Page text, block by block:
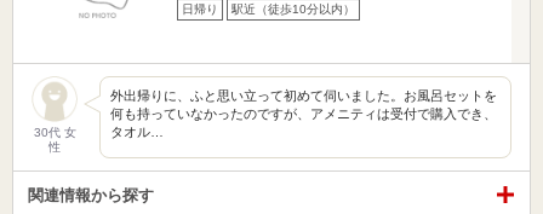
日帰り 駅近（徒歩10分以内）
30代 女
性
外出帰りに、ふと思い立って初めて伺いました。お風呂セットを
何も持っていなかったのですが、アメニティは受付で購入でき、
タオル…
関連情報から探す